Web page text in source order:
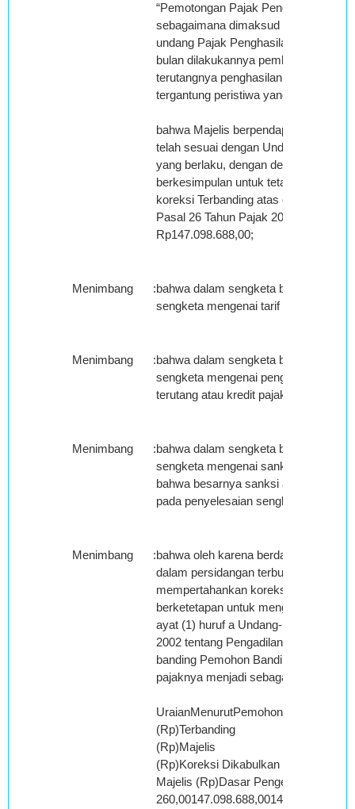
“Pemotongan Pajak Penghasilan oleh
sebagaimana dimaksud dalam Pasal
undang Pajak Penghasilan, terutang
bulan dilakukannya pembayaran atau
terutangnya penghasilan yang
tergantung peristiwa yang terjadi
bahwa Majelis berpendapat koreksi
telah sesuai dengan Undang-undang
yang berlaku, dengan demikian
berkesimpulan untuk tetap
koreksi Terbanding atas objek Pajak
Pasal 26 Tahun Pajak 2007 sebesar
Rp147.098.688,00;
Menimbang :bahwa dalam sengketa banding ini
sengketa mengenai tarif pajak;
Menimbang :bahwa dalam sengketa banding ini
sengketa mengenai pengurang pajak
terutang atau kredit pajak;
Menimbang :bahwa dalam sengketa banding ini
sengketa mengenai sanksi
bahwa besarnya sanksi administrasi
pada penyelesaian sengketa lainnya;
Menimbang :bahwa oleh karena berdasarkan hasil
dalam persidangan terbukti
mempertahankan koreksinya, maka
berketetapan untuk menggunakan
ayat (1) huruf a Undang-undang
2002 tentang Pengadilan Pajak untuk
banding Pemohon Banding sehingga
pajaknya menjadi sebagai berikut:
UraianMenurutPemohon
(Rp)Terbanding
(Rp)Majelis
(Rp)Koreksi Dikabulkan
Majelis (Rp)Dasar Pengenaan Pajak